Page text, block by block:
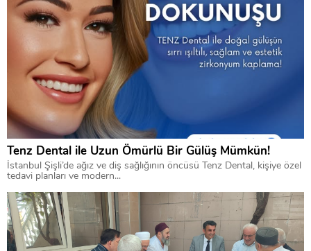
Tenz Dental ile Uzun Ömürlü Bir Gülüş Mümkün!
İstanbul Şişli’de ağız ve diş sağlığının öncüsü Tenz Dental, kişiye özel
tedavi planları ve modern...